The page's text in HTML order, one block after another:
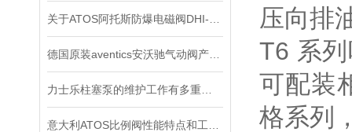
压向排
T6 系
可配装
格系列